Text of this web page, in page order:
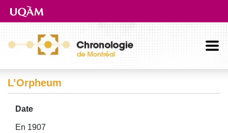
Aller directement au contenu principal
L’Orpheum
Date
En 1907